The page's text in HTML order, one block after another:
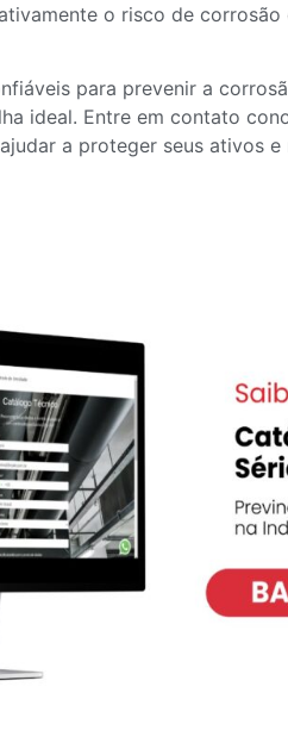
o risco de
para prevenir a
ideal. Entre em contato
a proteger seus ativos